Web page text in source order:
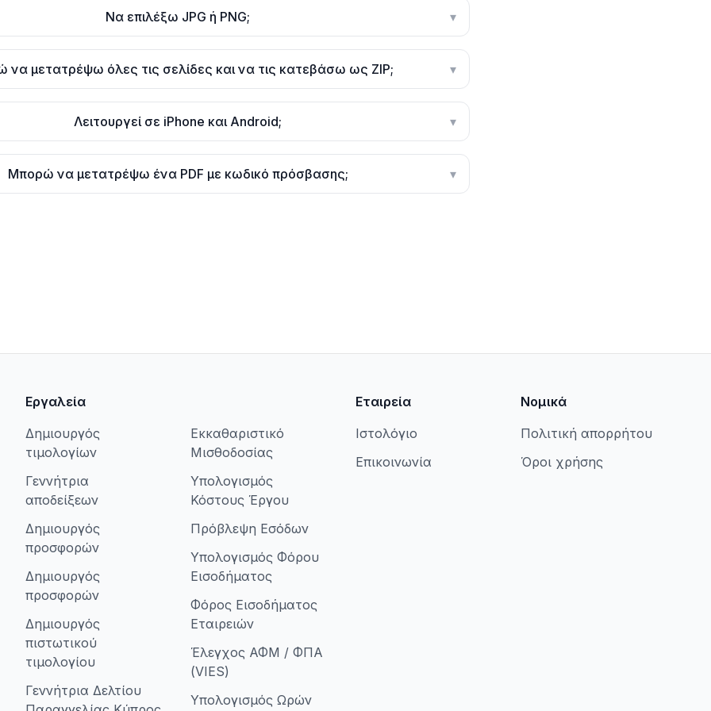
Να επιλέξω JPG ή PNG; ▾
να μετατρέψω όλες τις σελίδες και να τις κατεβάσω ως ZIP; ▾
Λειτουργεί σε iPhone και Android; ▾
Μπορώ να μετατρέψω ένα PDF με κωδικό πρόσβασης; ▾
Εργαλεία
Δημιουργός
τιμολογίων
Γεννήτρια
αποδείξεων
Δημιουργός
προσφορών
Δημιουργός
προσφορών
Δημιουργός
πιστωτικού
τιμολογίου
Γεννήτρια Δελτίου
Εκκαθαριστικό
Μισθοδοσίας
Υπολογισμός
Κόστους Έργου
Πρόβλεψη Εσόδων
Υπολογισμός Φόρου
Εισοδήματος
Φόρος Εισοδήματος
Εταιρειών
Έλεγχος ΑΦΜ / ΦΠΑ
(VIES)
Υπολογισμός Ωρών
Εταιρεία
Ιστολόγιο
Επικοινωνία
Νομικά
Πολιτική απορρήτου
Όροι χρήσης